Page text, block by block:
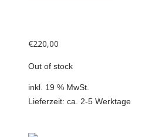
€220,00
Out of stock
inkl. 19 % MwSt.
Lieferzeit: ca. 2-5 Werktage